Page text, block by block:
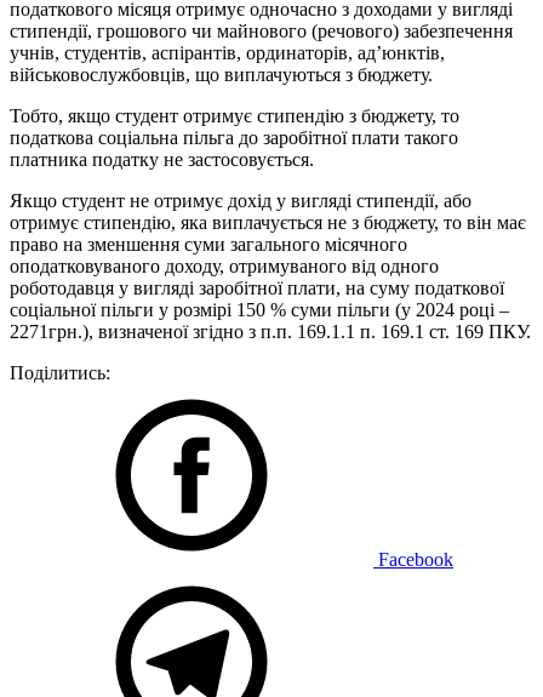
податкового місяця отримує одночасно з доходами у вигляді
стипендії, грошового чи майнового (речового) забезпечення
учнів, студентів, аспірантів, ординаторів, ад’юнктів,
військовослужбовців, що виплачуються з бюджету.
Тобто, якщо студент отримує стипендію з бюджету, то
податкова соціальна пільга до заробітної плати такого
платника податку не застосовується.
Якщо студент не отримує дохід у вигляді стипендії, або
отримує стипендію, яка виплачується не з бюджету, то він має
право на зменшення суми загального місячного
оподатковуваного доходу, отримуваного від одного
роботодавця у вигляді заробітної плати, на суму податкової
соціальної пільги у розмірі 150 % суми пільги (у 2024 році –
2271грн.), визначеної згідно з п.п. 169.1.1 п. 169.1 ст. 169 ПКУ.
Поділитись:
Facebook